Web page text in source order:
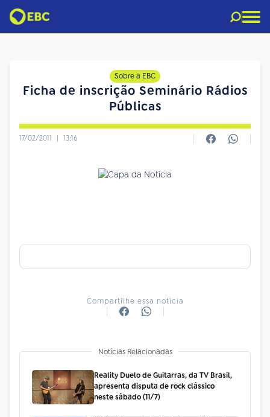
Sobre a EBC
Ficha de inscrição Seminário Rádios
Públicas
17/02/2011 | 13:16
Compartilhe essa notícia
Notícias Relacionadas
Reality Duelo de Guitarras, da TV Brasil,
apresenta disputa de rock clássico
neste sábado (11/7)